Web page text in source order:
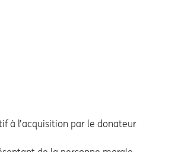
à l’acquisition par le donateur